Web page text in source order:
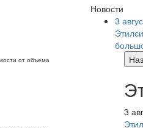
от объема
Новости
3
3